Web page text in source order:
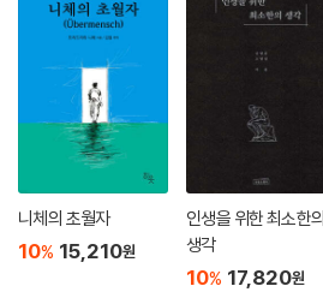
니체의 초월자
10% 15,210원
인생을 위한 최소한의
생각
10% 17,820원